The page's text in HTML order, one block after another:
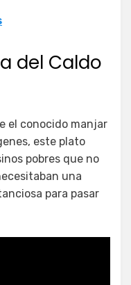
del Caldo
el conocido manjar
este plato
pobres que no
una
para pasar